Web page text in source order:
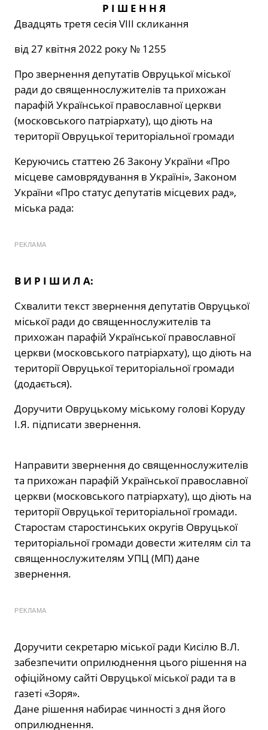
Р І Ш Е Н Н Я
Двадцять третя сесія VІІІ скликання
від 27 квітня 2022 року № 1255
Про звернення депутатів Овруцької міської
ради до священнослужителів та прихожан
парафій Української православної церкви
(московського патріархату), що діють на
території Овруцької територіальної громади
Керуючись статтею 26 Закону України «Про
місцеве самоврядування в Україні», Законом
України «Про статус депутатів місцевих рад»,
міська рада:
РЕКЛАМА
В И Р І Ш И Л А:
Схвалити текст звернення депутатів Овруцької
міської ради до священнослужителів та
прихожан парафій Української православної
церкви (московського патріархату), що діють на
території Овруцької територіальної громади
(додається).
Доручити Овруцькому міському голові Коруду
І.Я. підписати звернення.
Направити звернення до священнослужителів
та прихожан парафій Української православної
церкви (московського патріархату), що діють на
території Овруцької територіальної громади.
Старостам старостинських округів Овруцької
територіальної громади довести жителям сіл та
священнослужителям УПЦ (МП) дане
звернення.
РЕКЛАМА
Доручити секретарю міської ради Кисілю В.Л.
забезпечити оприлюднення цього рішення на
офіційному сайті Овруцької міської ради та в
газеті «Зоря».
Дане рішення набирає чинності з дня його
оприлюднення.